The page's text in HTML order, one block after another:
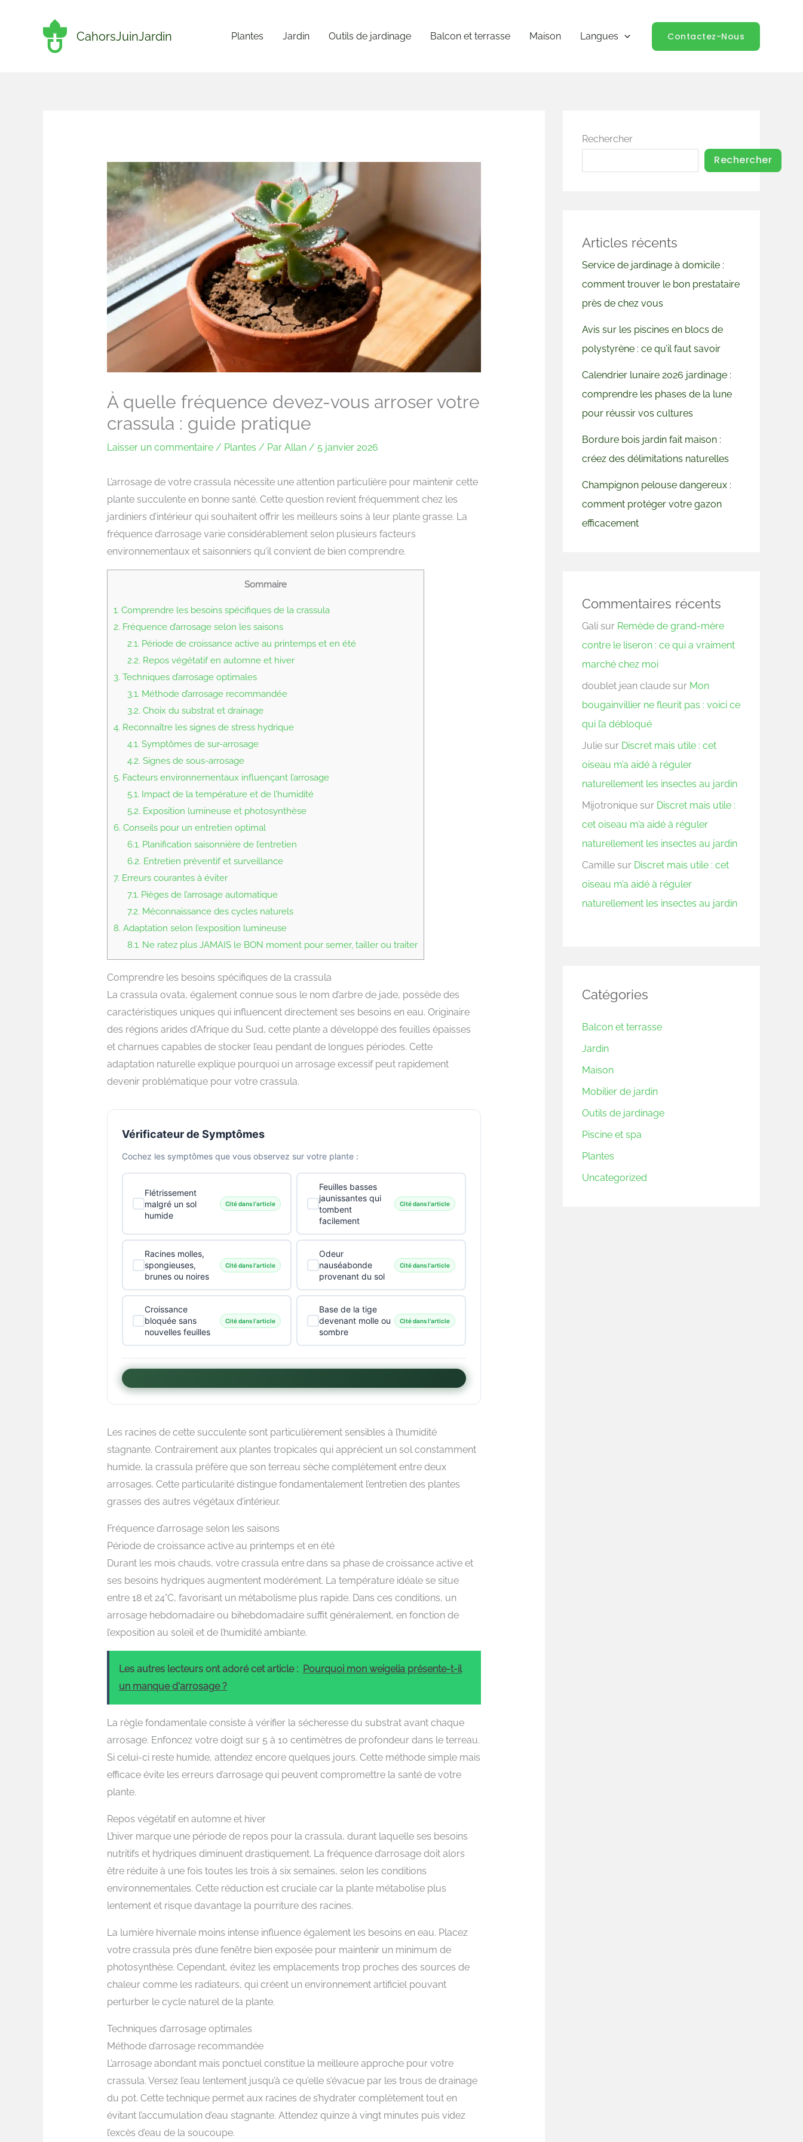
CahorsJuinJardin Plantes Jardin Outils de jardinage Balcon et terrasse Maison Langues Contactez-Nous
À quelle fréquence devez-vous arroser votre
crassula : guide pratique
Laisser un commentaire / Plantes / Par Allan / 5 janvier 2026
L’arrosage de votre crassula nécessite une attention particulière pour maintenir cette
plante succulente en bonne santé. Cette question revient fréquemment chez les
jardiniers d’intérieur qui souhaitent offrir les meilleurs soins à leur plante grasse. La
fréquence d’arrosage varie considérablement selon plusieurs facteurs
environnementaux et saisonniers qu’il convient de bien comprendre.
Sommaire
1. Comprendre les besoins spécifiques de la crassula
2. Fréquence d’arrosage selon les saisons
2.1. Période de croissance active au printemps et en été
2.2. Repos végétatif en automne et hiver
3. Techniques d’arrosage optimales
3.1. Méthode d’arrosage recommandée
3.2. Choix du substrat et drainage
4. Reconnaître les signes de stress hydrique
4.1. Symptômes de sur-arrosage
4.2. Signes de sous-arrosage
5. Facteurs environnementaux influençant l’arrosage
5.1. Impact de la température et de l’humidité
5.2. Exposition lumineuse et photosynthèse
6. Conseils pour un entretien optimal
6.1. Planification saisonnière de l’entretien
6.2. Entretien préventif et surveillance
7. Erreurs courantes à éviter
7.1. Pièges de l’arrosage automatique
7.2. Méconnaissance des cycles naturels
8. Adaptation selon l’exposition lumineuse
8.1. Ne ratez plus JAMAIS le BON moment pour semer, tailler ou traiter
Comprendre les besoins spécifiques de la crassula
La crassula ovata, également connue sous le nom d’arbre de jade, possède des
caractéristiques uniques qui influencent directement ses besoins en eau. Originaire
des régions arides d’Afrique du Sud, cette plante a développé des feuilles épaisses
et charnues capables de stocker l’eau pendant de longues périodes. Cette
adaptation naturelle explique pourquoi un arrosage excessif peut rapidement
devenir problématique pour votre crassula.
Vérificateur de Symptômes
Cochez les symptômes que vous observez sur votre plante :
Flétrissement
malgré un sol
humide
Cité dans l'article
Feuilles basses
jaunissantes qui
tombent
facilement
Cité dans l'article
Racines molles,
spongieuses,
brunes ou noires
Cité dans l'article
Odeur
nauséabonde
provenant du sol
Cité dans l'article
Croissance
bloquée sans
nouvelles feuilles
Cité dans l'article
Base de la tige
devenant molle ou
sombre
Cité dans l'article
Les racines de cette succulente sont particulièrement sensibles à l’humidité
stagnante. Contrairement aux plantes tropicales qui apprécient un sol constamment
humide, la crassula préfère que son terreau sèche complètement entre deux
arrosages. Cette particularité distingue fondamentalement l’entretien des plantes
grasses des autres végétaux d’intérieur.
Fréquence d’arrosage selon les saisons
Période de croissance active au printemps et en été
Durant les mois chauds, votre crassula entre dans sa phase de croissance active et
ses besoins hydriques augmentent modérément. La température idéale se situe
entre 18 et 24°C, favorisant un métabolisme plus rapide. Dans ces conditions, un
arrosage hebdomadaire ou bihebdomadaire suffit généralement, en fonction de
l’exposition au soleil et de l’humidité ambiante.
Les autres lecteurs ont adoré cet article : Pourquoi mon weigelia présente-t-il
un manque d'arrosage ?
La règle fondamentale consiste à vérifier la sécheresse du substrat avant chaque
arrosage. Enfoncez votre doigt sur 5 à 10 centimètres de profondeur dans le terreau.
Si celui-ci reste humide, attendez encore quelques jours. Cette méthode simple mais
efficace évite les erreurs d’arrosage qui peuvent compromettre la santé de votre
plante.
Repos végétatif en automne et hiver
L’hiver marque une période de repos pour la crassula, durant laquelle ses besoins
nutritifs et hydriques diminuent drastiquement. La fréquence d’arrosage doit alors
être réduite à une fois toutes les trois à six semaines, selon les conditions
environnementales. Cette réduction est cruciale car la plante métabolise plus
lentement et risque davantage la pourriture des racines.
La lumière hivernale moins intense influence également les besoins en eau. Placez
votre crassula près d’une fenêtre bien exposée pour maintenir un minimum de
photosynthèse. Cependant, évitez les emplacements trop proches des sources de
chaleur comme les radiateurs, qui créent un environnement artificiel pouvant
perturber le cycle naturel de la plante.
Techniques d’arrosage optimales
Méthode d’arrosage recommandée
L’arrosage abondant mais ponctuel constitue la meilleure approche pour votre
crassula. Versez l’eau lentement jusqu’à ce qu’elle s’évacue par les trous de drainage
du pot. Cette technique permet aux racines de s’hydrater complètement tout en
évitant l’accumulation d’eau stagnante. Attendez quinze à vingt minutes puis videz
l’excès d’eau de la soucoupe.
Rechercher
Rechercher
Articles récents
Service de jardinage à domicile :
comment trouver le bon prestataire
près de chez vous
Avis sur les piscines en blocs de
polystyrène : ce qu’il faut savoir
Calendrier lunaire 2026 jardinage :
comprendre les phases de la lune
pour réussir vos cultures
Bordure bois jardin fait maison :
créez des délimitations naturelles
Champignon pelouse dangereux :
comment protéger votre gazon
efficacement
Commentaires récents
Gali sur Remède de grand-mère
contre le liseron : ce qui a vraiment
marché chez moi
doublet jean claude sur Mon
bougainvillier ne fleurit pas : voici ce
qui l’a débloqué
Julie sur Discret mais utile : cet
oiseau m’a aidé à réguler
naturellement les insectes au jardin
Mijotronique sur Discret mais utile :
cet oiseau m’a aidé à réguler
naturellement les insectes au jardin
Camille sur Discret mais utile : cet
oiseau m’a aidé à réguler
naturellement les insectes au jardin
Catégories
Balcon et terrasse
Jardin
Maison
Mobilier de jardin
Outils de jardinage
Piscine et spa
Plantes
Uncategorized